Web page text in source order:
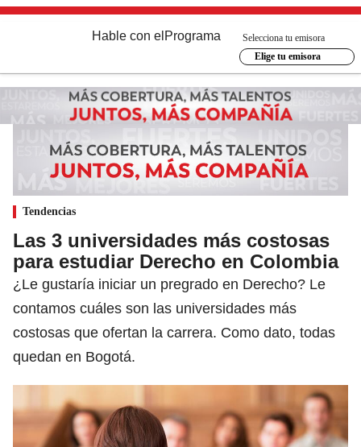
Hable con el Programa
Selecciona tu emisora
Elige tu emisora
Tendencias
Las 3 universidades más costosas
para estudiar Derecho en Colombia
¿Le gustaría iniciar un pregrado en Derecho? Le
contamos cuáles son las universidades más
costosas que ofertan la carrera. Como dato, todas
quedan en Bogotá.